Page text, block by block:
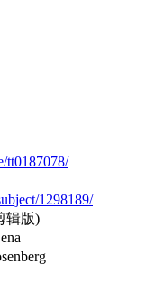
tt0187078/
1298189/
版)